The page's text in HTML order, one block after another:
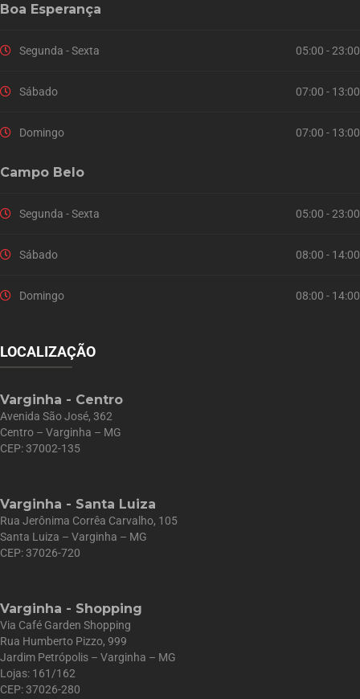
Boa Esperança
Segunda - Sexta 05:00 - 23:00
Sábado 07:00 - 13:00
Domingo 07:00 - 13:00
Campo Belo
Segunda - Sexta 05:00 - 23:00
Sábado 08:00 - 14:00
Domingo 08:00 - 14:00
LOCALIZAÇÃO
Varginha - Centro
Avenida São José, 362
Centro – Varginha – MG
CEP: 37002-135
Varginha - Santa Luiza
Rua Jerônima Corrêa Carvalho, 105
Santa Luiza – Varginha – MG
CEP: 37026-720
Varginha - Shopping
Via Café Garden Shopping
Rua Humberto Pizzo, 999
Jardim Petrópolis – Varginha – MG
Lojas: 161/162
CEP: 37026-280